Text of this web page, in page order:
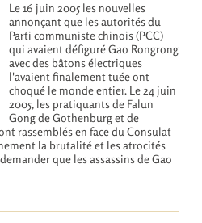
Le 16 juin 2005 les nouvelles
annonçant que les autorités du
Parti communiste chinois (PCC)
qui avaient défiguré Gao Rongrong
avec des bâtons électriques
l'avaient finalement tuée ont
choqué le monde entier. Le 24 juin
2005, les pratiquants de Falun
Gong de Gothenburg et de
rassemblés en face du Consulat
la brutalité et les atrocités
que les assassins de Gao